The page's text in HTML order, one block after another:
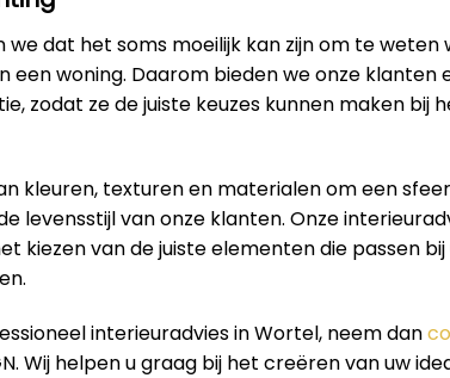
dat het soms moeilijk kan zijn om te weten
een woning. Daarom bieden we onze klanten
zodat ze de juiste keuzes kunnen maken bij
kleuren, texturen en materialen om een
levensstijl van onze klanten. Onze
kiezen van de juiste elementen die passen bij
interieuradvies in Wortel, neem dan
Wij helpen u graag bij het creëren van uw